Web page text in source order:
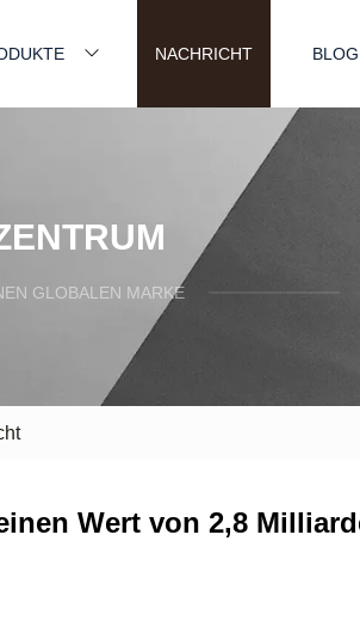
NACHRICHT BLOG
GLOBALEN MARKE
Wert von 2,8